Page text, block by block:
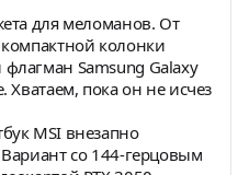
для меломанов. От
колонки
Samsung Galaxy
Хватаем, пока он не исчез
MSI внезапно
со 144-герцовым